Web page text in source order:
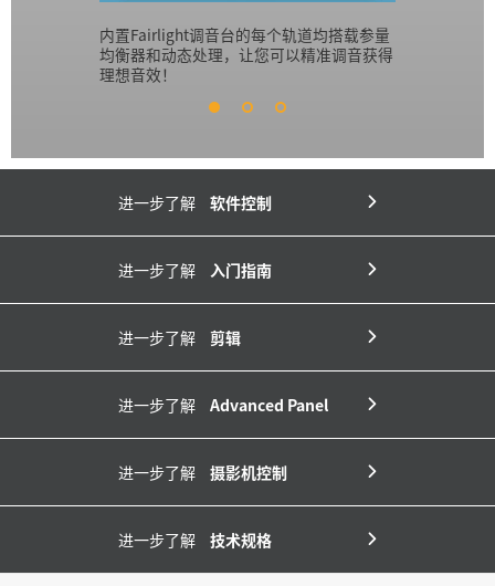
内置Fairlight调音台的每个轨道均搭载参量
均衡器和动态处理，让您可以精准调音获得
理想音效！
进一步了解 软件控制
进一步了解 入门指南
进一步了解 剪辑
进一步了解 Advanced Panel
进一步了解 摄影机控制
进一步了解 技术规格